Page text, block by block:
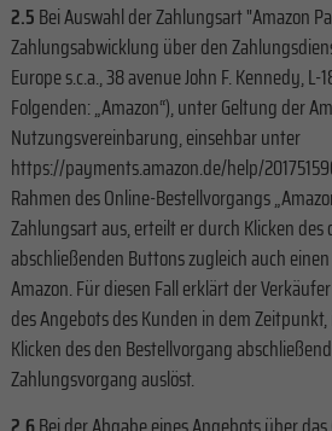
2.5Bei Auswahl der Zahlungsart "Amazon
Zahlungsabwicklung über den
Europe s.c.a., 38 avenue John F. Kennedy,
Folgenden: „Amazon“), unter Geltung der
Nutzungsvereinbarung, einsehbar unter
https://payments.amazon.de/help/
Rahmen des Online-Bestellvorgangs
Zahlungsart aus, erteilt er durch Klicken des
abschließenden Buttons zugleich auch
Amazon. Für diesen Fall erklärt der
des Angebots des Kunden in dem
Klicken des den Bestellvorgang
Zahlungsvorgang auslöst.